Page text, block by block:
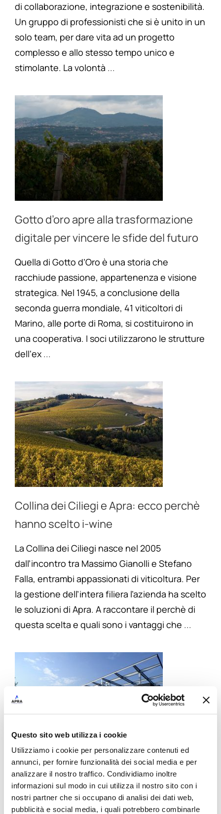
Questo sito web utilizza i cookie
Utilizziamo i cookie per personalizzare contenuti ed
annunci, per fornire funzionalità dei social media e per
analizzare il nostro traffico. Condividiamo inoltre
informazioni sul modo in cui utilizza il nostro sito con i
nostri partner che si occupano di analisi dei dati web,
pubblicità e social media, i quali potrebbero combinarle
di collaborazione, integrazione e sostenibilità.
Un gruppo di professionisti che si è unito in un
solo team, per dare vita ad un progetto
complesso e allo stesso tempo unico e
stimolante. La volontà ...
Gotto d’oro apre alla trasformazione
digitale per vincere le sfide del futuro
Quella di Gotto d’Oro è una storia che
racchiude passione, appartenenza e visione
strategica. Nel 1945, a conclusione della
seconda guerra mondiale, 41 viticoltori di
Marino, alle porte di Roma, si costituirono in
una cooperativa. I soci utilizzarono le strutture
dell‘ex ...
Collina dei Ciliegi e Apra: ecco perchè
hanno scelto i-wine
La Collina dei Ciliegi nasce nel 2005
dall’incontro tra Massimo Gianolli e Stefano
Falla, entrambi appassionati di viticoltura. Per
la gestione dell’intera filiera l’azienda ha scelto
le soluzioni di Apra. A raccontare il perchè di
questa scelta e quali sono i vantaggi che ...
Feudi di San Gregorio e Apra: quando
la sapienza millenaria incontra la